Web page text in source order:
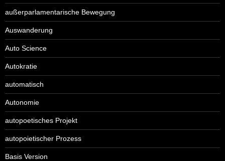
außerparlamentarische Bewegung
Auswanderung
Auto Science
Autokratie
automatisch
Autonomie
autopoetisches Projekt
autopoietischer Prozess
Basis Version